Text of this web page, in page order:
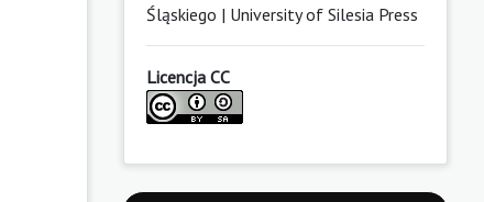
Śląskiego | University of Silesia Press
Licencja CC